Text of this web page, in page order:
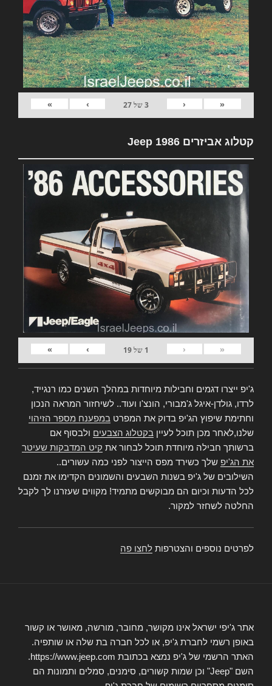
«
‹
3של27
›
»
קטלוג אביזרים Jeep 1986
«
‹
1 של19
›
»
ג'יפ ייצרו דגמים וחבילות מיוחדות במהלך השנים כמו רנגייד,
לרדו, גולדן-איגל ג'מבורי, הונצ'ו ועוד.. לשיחזור המראה הנכון
וחתימת שיפוץ הג'יפ בדוק את המפרט במפענח מספר הזיהוי
שלנו,לאחר מכן תוכל לעיין בקטלוג הצבעים ולבסוף אם
ברשותך חבילה מיוחדת תוכל לבחור את קיט המדבקות שעיטר
את הג'יפ שלך כשירד מפס הייצור לפני כמה עשורים..
השילובים של ג'יפ בשנות השבעים והשמונים הקדימו את זמנם
לכל הדעות וכיום הם מבוקשים מתמיד! מקווים שעזרנו לך לקבל
החלטה לשחזר למקור.
לפרטים נוספים והצטרפות לחצו פה
אתר ג'יפי ישראל אינו מקושר, מחובר, מורשה, מאושר או קשור
באופן רשמי לחברת ג'יפ, או לכל חברה בת שלה או שותפיה.
האתר הרשמי של ג'יפ נמצא בכתובת https://www.jeep.com.
השם "Jeep" וכן שמות קשורים, סימנים, סמלים ותמונות הם